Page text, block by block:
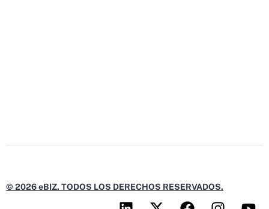
© 2026 eBIZ. TODOS LOS DERECHOS RESERVADOS.
L
X
F
I
Y